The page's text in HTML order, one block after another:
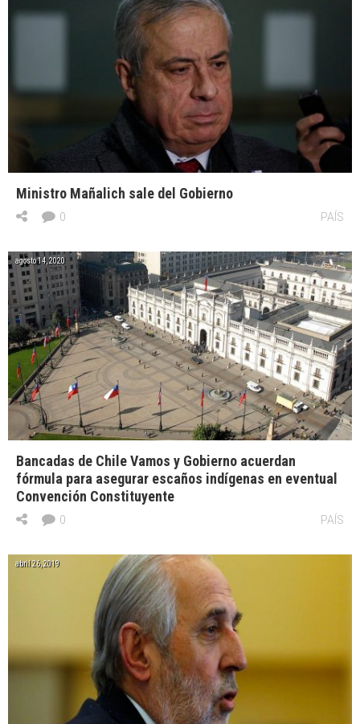
Ministro Mañalich sale del Gobierno
PAÍS
0
agosto 14, 2020
Bancadas de Chile Vamos y Gobierno acuerdan
fórmula para asegurar escaños indígenas en eventual
Convención Constituyente
PAÍS
0
abril 26, 2019